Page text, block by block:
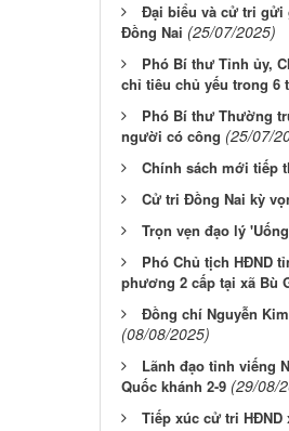
Đại biểu và cử tri gửi
Đồng Nai (25/07/2025)
Phó Bí thư Tỉnh ủy,
chỉ tiêu chủ yếu trong 6
Phó Bí thư Thường
người có công (25/07/
Chính sách mới tiếp
Cử tri Đồng Nai kỳ
Trọn vẹn đạo lý
Phó Chủ tịch HĐND
phương 2 cấp tại xã Bù
Đồng chí Nguyễn
(08/08/2025)
Lãnh đạo tỉnh viếng
Quốc khánh 2-9 (29/08/
Tiếp xúc cử tri HĐND